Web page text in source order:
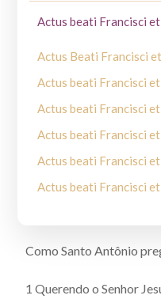
Actus beati Francisci
Actus Beati Francisci
Actus beati Francisci
Actus beati Francisci
Actus beati Francisci
Actus beati Francisci
Actus beati Francisci
Actus beati Francisci
Como Santo Antônio
1 Querendo o Senhor